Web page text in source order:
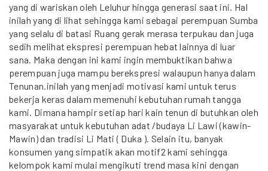
yang di wariskan oleh Leluhur hingga generasi saat ini. Hal
inilah yang di lihat sehingga kami sebagai perempuan Sumba
yang selalu di batasi Ruang gerak merasa terpukau dan juga
sedih melihat ekspresi perempuan hebat lainnya di luar
sana. Maka dengan ini kami ingin membuktikan bahwa
perempuan juga mampu berekspresi walaupun hanya dalam
Tenunan.inilah yang menjadi motivasi kami untuk terus
bekerja keras dalam memenuhi kebutuhan rumah tangga
kami. Dimana hampir setiap hari kain tenun di butuhkan oleh
masyarakat untuk kebutuhan adat /budaya Li Lawi (kawin-
Mawin) dan tradisi Li Mati ( Duka ). Selain itu, banyak
konsumen yang simpatik akan motif2 kami sehingga
kelompok kami mulai mengikuti trend masa kini dengan